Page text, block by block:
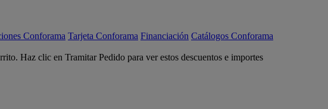
Conforama Tarjeta Conforama Financiación Catálogos Conforama
Haz clic en Tramitar Pedido para ver estos descuentos e importes